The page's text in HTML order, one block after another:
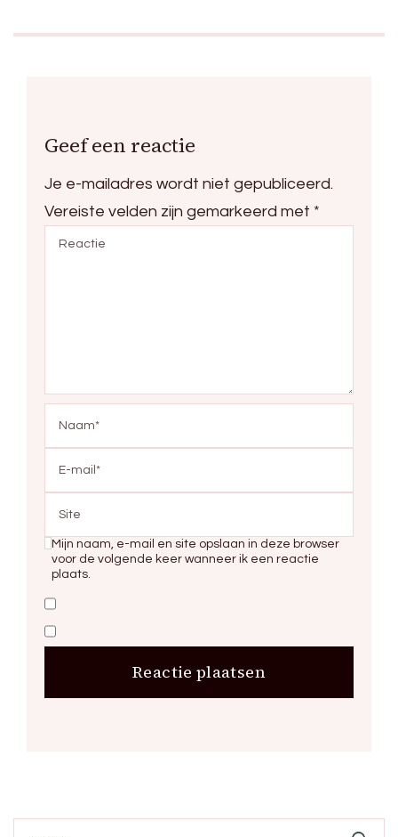
Geef een reactie
Je e-mailadres wordt niet gepubliceerd.
Vereiste velden zijn gemarkeerd met *
Mijn naam, e-mail en site opslaan in deze browser
voor de volgende keer wanneer ik een reactie
plaats.